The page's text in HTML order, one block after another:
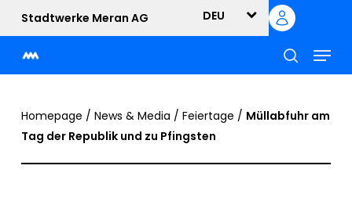
main
content
Stadtwerke Meran AG DEU
suche
Menu
Homepage / News & Media / Feiertage / Müllabfuhr am
Tag der Republik und zu Pfingsten